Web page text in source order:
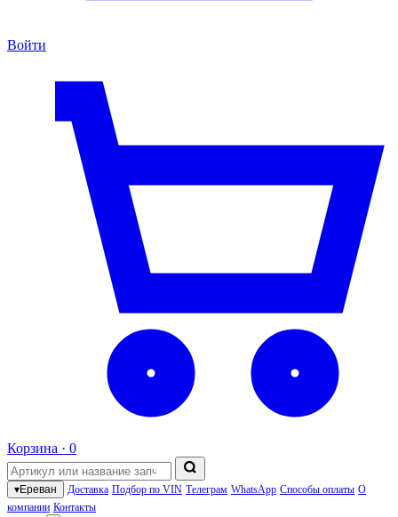
Войти
Корзина · 0
▾Ереван Доставка Подбор по VIN Телеграм WhatsApp Способы оплаты О
компании Контакты